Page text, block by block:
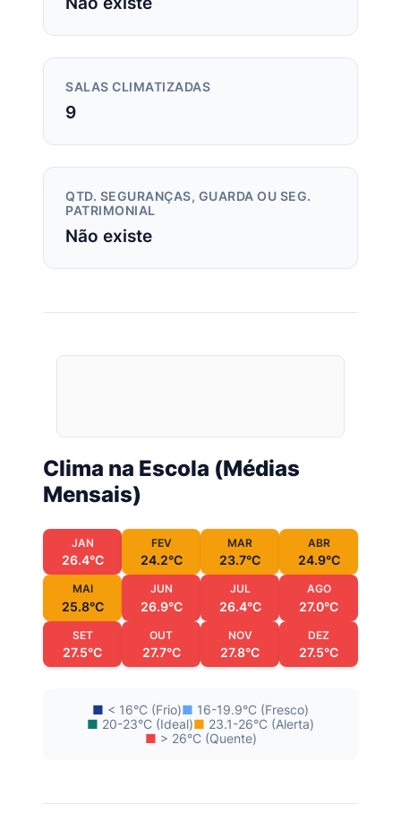
SALAS CLIMATIZADAS
9
QTD. SEGURANÇAS, GUARDA OU SEG.
PATRIMONIAL
Não existe
Clima na Escola (Médias
Mensais)
JAN
26.4°C
FEV
24.2°C
MAR
23.7°C
ABR
24.9°C
MAI
25.8°C
JUN
26.9°C
JUL
26.4°C
AGO
27.0°C
SET
27.5°C
OUT
27.7°C
NOV
27.8°C
DEZ
27.5°C
■ < 16°C (Frio)■ 16-19.9°C (Fresco)
■ 20-23°C (Ideal)■ 23.1-26°C (Alerta)
■ > 26°C (Quente)